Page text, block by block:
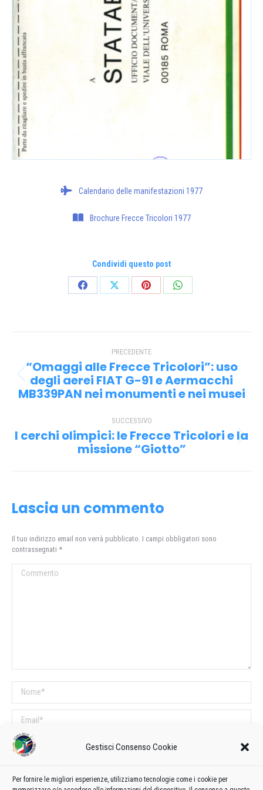
Gestisci Consenso Cookie
Per fornire le migliori esperienze, utilizziamo tecnologie come i cookie per
Calendario delle manifestazioni 1977
Brochure Frecce Tricolori 1977
Condividi questo post
CondividiCondividiCondividiCondividi
tra
i
post
PRECEDENTE
Post
precedente:
“Omaggi alle Frecce Tricolori”: uso
degli aerei FIAT G-91 e Aermacchi
MB339PAN nei monumenti e nei musei
SUCCESSIVO
Prossimo
post:
I cerchi olimpici: le Frecce Tricolori e la
missione “Giotto”
Lascia un commento
Il tuo indirizzo email non verrà pubblicato. I campi obbligatori sono
contrassegnati *
Commento
Nome *
Email *
Sito web
COMMENTI SUL POST